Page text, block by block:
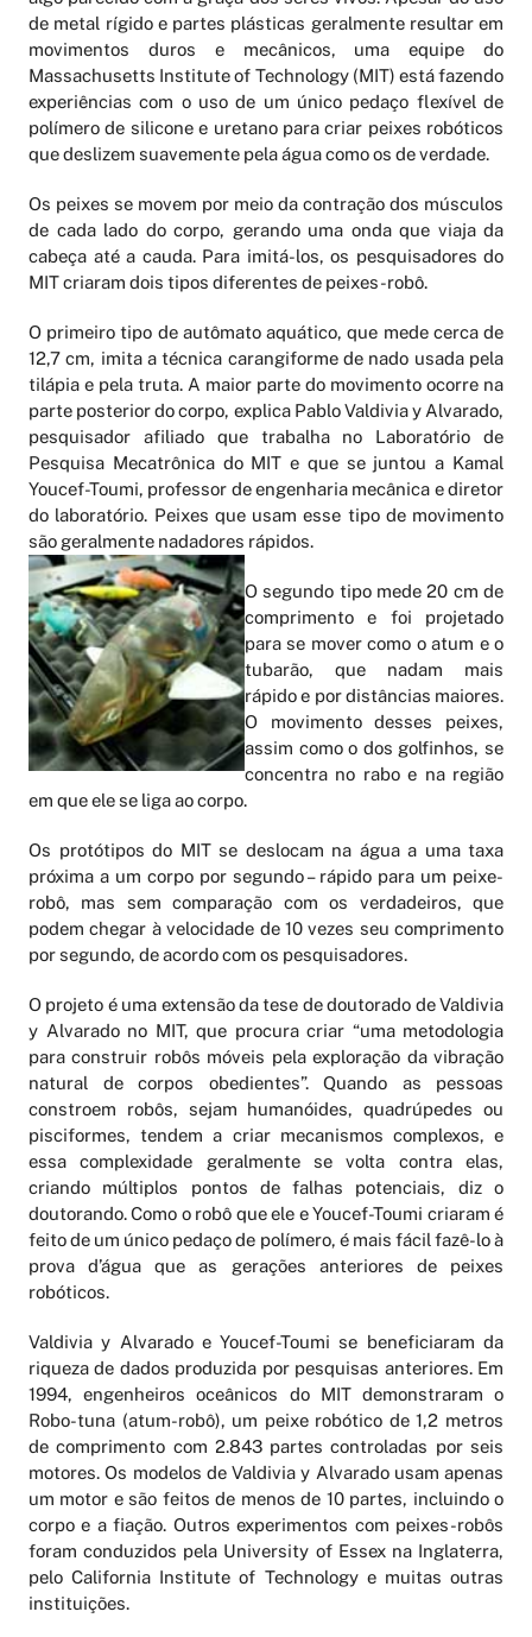
de metal rígido e partes plásticas geralmente resultar em
movimentos duros e mecânicos, uma equipe do
Massachusetts Institute of Technology (MIT) está fazendo
experiências com o uso de um único pedaço flexível de
polímero de silicone e uretano para criar peixes robóticos
que deslizem suavemente pela água como os de verdade.
Os peixes se movem por meio da contração dos músculos
de cada lado do corpo, gerando uma onda que viaja da
cabeça até a cauda. Para imitá-los, os pesquisadores do
MIT criaram dois tipos diferentes de peixes-robô.
O primeiro tipo de autômato aquático, que mede cerca de
12,7 cm, imita a técnica carangiforme de nado usada pela
tilápia e pela truta. A maior parte do movimento ocorre na
parte posterior do corpo, explica Pablo Valdivia y Alvarado,
pesquisador afiliado que trabalha no Laboratório de
Pesquisa Mecatrônica do MIT e que se juntou a Kamal
Youcef-Toumi, professor de engenharia mecânica e diretor
do laboratório. Peixes que usam esse tipo de movimento
são geralmente nadadores rápidos.
O segundo tipo mede 20 cm de
comprimento e foi projetado
para se mover como o atum e o
tubarão, que nadam mais
rápido e por distâncias maiores.
O movimento desses peixes,
assim como o dos golfinhos, se
concentra no rabo e na região
em que ele se liga ao corpo.
Os protótipos do MIT se deslocam na água a uma taxa
próxima a um corpo por segundo – rápido para um peixe-
robô, mas sem comparação com os verdadeiros, que
podem chegar à velocidade de 10 vezes seu comprimento
por segundo, de acordo com os pesquisadores.
O projeto é uma extensão da tese de doutorado de Valdivia
y Alvarado no MIT, que procura criar “uma metodologia
para construir robôs móveis pela exploração da vibração
natural de corpos obedientes”. Quando as pessoas
constroem robôs, sejam humanóides, quadrúpedes ou
pisciformes, tendem a criar mecanismos complexos, e
essa complexidade geralmente se volta contra elas,
criando múltiplos pontos de falhas potenciais, diz o
doutorando. Como o robô que ele e Youcef-Toumi criaram é
feito de um único pedaço de polímero, é mais fácil fazê-lo à
prova d’água que as gerações anteriores de peixes
robóticos.
Valdivia y Alvarado e Youcef-Toumi se beneficiaram da
riqueza de dados produzida por pesquisas anteriores. Em
1994, engenheiros oceânicos do MIT demonstraram o
Robo-tuna (atum-robô), um peixe robótico de 1,2 metros
de comprimento com 2.843 partes controladas por seis
motores. Os modelos de Valdivia y Alvarado usam apenas
um motor e são feitos de menos de 10 partes, incluindo o
corpo e a fiação. Outros experimentos com peixes-robôs
foram conduzidos pela University of Essex na Inglaterra,
pelo California Institute of Technology e muitas outras
instituições.